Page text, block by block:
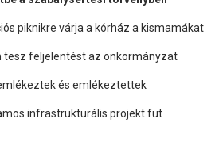
piknikre várja a kórház a kismamákat
tesz feljelentést az önkormányzat
és emlékeztettek
infrastrukturális projekt fut